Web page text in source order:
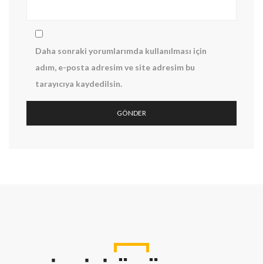
Daha sonraki yorumlarımda kullanılması için
adım, e-posta adresim ve site adresim bu
tarayıcıya kaydedilsin.